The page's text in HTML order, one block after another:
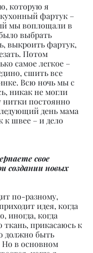
которую я
фартук –
мы воплощали в
выбрать
выкроить фартук,
Потом
самое легкое –
сшить все
Всю ночь мы с
никак не могли
нитки постоянно
день мама
к швее – и дело
свое
создании новых
по-разному,
идея, когда
иногда, когда
прикасаюсь к
должно быть
Но в основном